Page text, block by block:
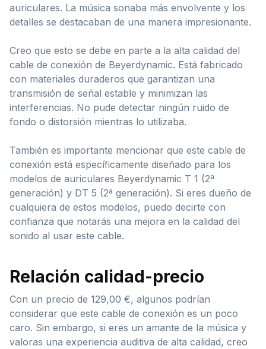
auriculares. La música sonaba más envolvente y los
detalles se destacaban de una manera impresionante.
Creo que esto se debe en parte a la alta calidad del
cable de conexión de Beyerdynamic. Está fabricado
con materiales duraderos que garantizan una
transmisión de señal estable y minimizan las
interferencias. No pude detectar ningún ruido de
fondo o distorsión mientras lo utilizaba.
También es importante mencionar que este cable de
conexión está específicamente diseñado para los
modelos de auriculares Beyerdynamic T 1 (2ª
generación) y DT 5 (2ª generación). Si eres dueño de
cualquiera de estos modelos, puedo decirte con
confianza que notarás una mejora en la calidad del
sonido al usar este cable.
Relación calidad-precio
Con un precio de 129,00 €, algunos podrían
considerar que este cable de conexión es un poco
caro. Sin embargo, si eres un amante de la música y
valoras una experiencia auditiva de alta calidad, creo